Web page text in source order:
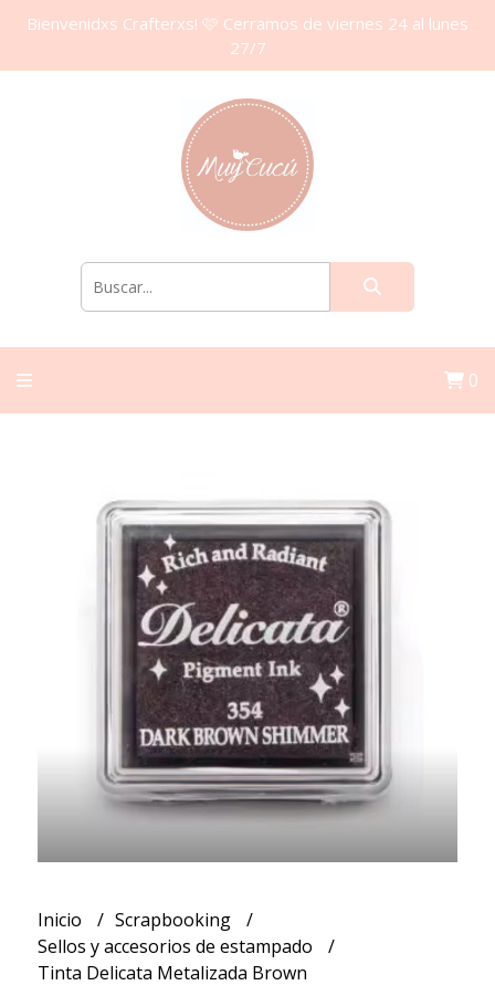
Bienvenidxs Crafterxs! 🩷 Cerramos de viernes 24 al lunes
27/7
0
Inicio
Scrapbooking
Sellos y accesorios de estampado
Tinta Delicata Metalizada Brown